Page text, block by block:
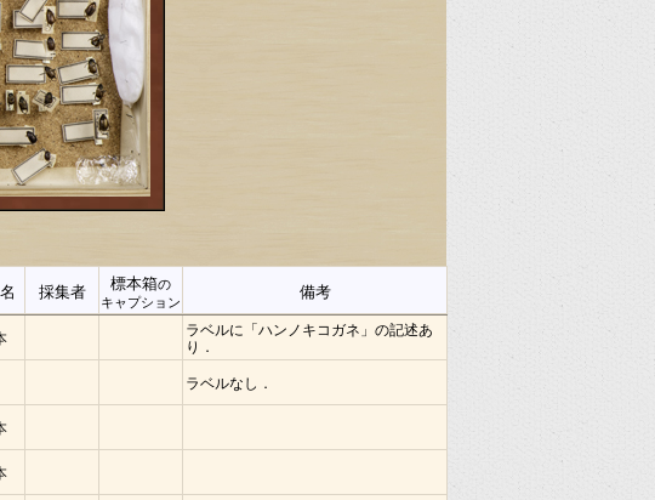
採集者 標本箱の
キャプション
備考
ラベルに「ハンノキコガネ」の記述あ
り．
ラベルなし．